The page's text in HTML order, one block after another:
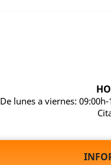
De lunes a viernes: